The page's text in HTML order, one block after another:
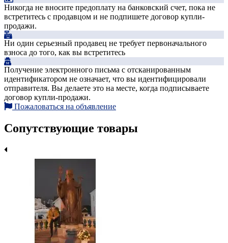
Никогда не вносите предоплату на банковский счет, пока не
встретитесь с продавцом и не подпишете договор купли-
продажи.
Ни один серьезный продавец не требует первоначального
взноса до того, как вы встретитесь
Получение электронного письма с отсканированным
идентификатором не означает, что вы идентифицировали
отправителя. Вы делаете это на месте, когда подписываете
договор купли-продажи.
Пожаловаться на объявление
Сопутствующие товары